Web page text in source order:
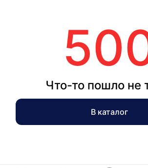
Что-то пошло не
В каталог